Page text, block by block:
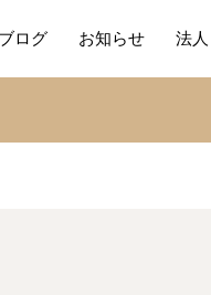
ブログ お知らせ 法